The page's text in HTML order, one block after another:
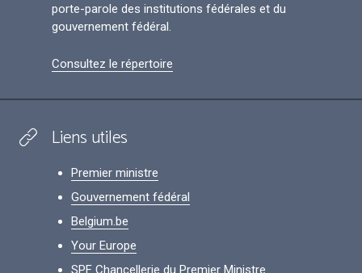
porte-parole des institutions fédérales et du
gouvernement fédéral.
Consultez le répertoire
Liens utiles
Premier ministre
Gouvernement fédéral
Belgium.be
Your Europe
SPF Chancellerie du Premier Ministre